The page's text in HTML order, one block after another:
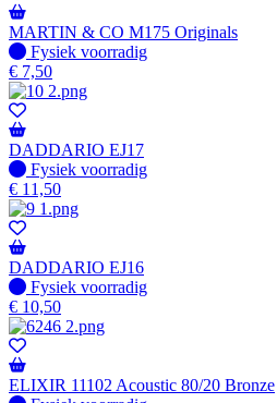
MARTIN & CO M175 Originals
Fysiek voorradig
Fysiek voorradig
€ 7,50
DADDARIO EJ17
Fysiek voorradig
Fysiek voorradig
€ 11,50
DADDARIO EJ16
Fysiek voorradig
Fysiek voorradig
€ 10,50
ELIXIR 11102 Acoustic 80/20 Bronze